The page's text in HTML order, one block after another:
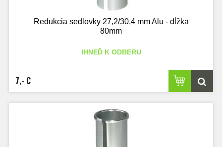
Redukcia sedlovky 27,2/30,4 mm Alu - dĺžka
80mm
IHNEĎ K ODBERU
7,- €